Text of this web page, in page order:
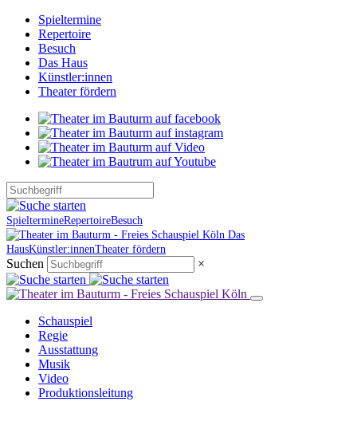
Spieltermine
Repertoire
Besuch
Das Haus
Künstler:innen
Theater fördern
SpieltermineRepertoireBesuch
Das
HausKünstler:innenTheater fördern
Suchen ×
Schauspiel
Regie
Ausstattung
Musik
Video
Produktionsleitung